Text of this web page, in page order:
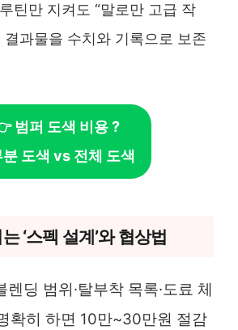
틴만 지켜도 “말로만 고급 작
결과물을 수치와 기록으로 보존
범퍼 도색 비용 ?
분 도색 vs 전체 도색
‘스펙 설계’와 협상법
렌딩 범위·탈부착 목록·도료 체
확히 하면 10만~30만원 절감